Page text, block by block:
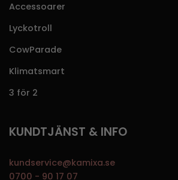
Accessoarer
Lyckotroll
CowParade
Klimatsmart
3 för 2
KUNDTJÄNST & INFO
kundservice@kamixa.se
0700 - 90 17 07